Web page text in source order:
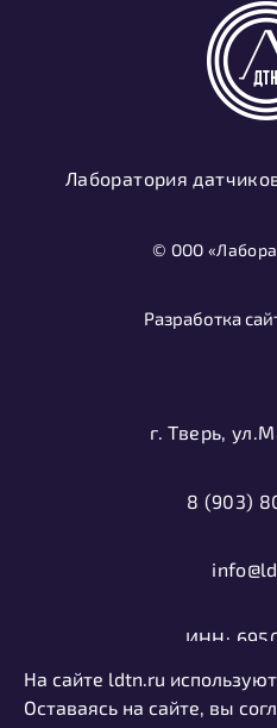
Лаборатория
© ООО
Разработка
г. Тверь,
8 (903)
ИНН:
ОГРН:
На сайте ldtn.ru
Оставаясь на сайте, вы